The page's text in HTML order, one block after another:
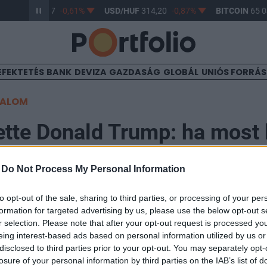
Do Not Process My Personal Information
opt-out of the sale, sharing to third parties, or processing of your
for targeted advertising by us, please use the below opt-out
selection. Please note that after your opt-out request is processed
interest-based ads based on personal information utilized by us
to third parties prior to your opt-out. You may separately
of your personal information by third parties on the IAB’s list of
363,17 -0,61% USD/HUF314,20 -0,87% BITCOIN65
BANK DEVIZA GAZDASÁG GLOBÁL UNIÓS
Donald Trump: ha most
indul a 2028-as választáson, ha az idén
Kamala Harris – mondta a politikus egy interjúban.